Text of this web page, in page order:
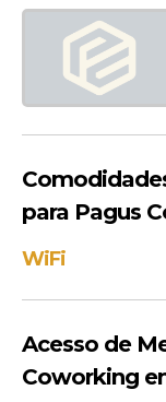
para Pagus
WiFi
Acesso de
Coworking